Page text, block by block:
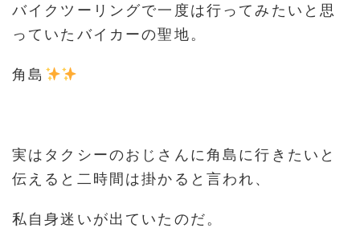
バイクツーリングで一度は行ってみたいと思
っていたバイカーの聖地。
角島
実はタクシーのおじさんに角島に行きたいと
伝えると二時間は掛かると言われ、
私自身迷いが出ていたのだ。